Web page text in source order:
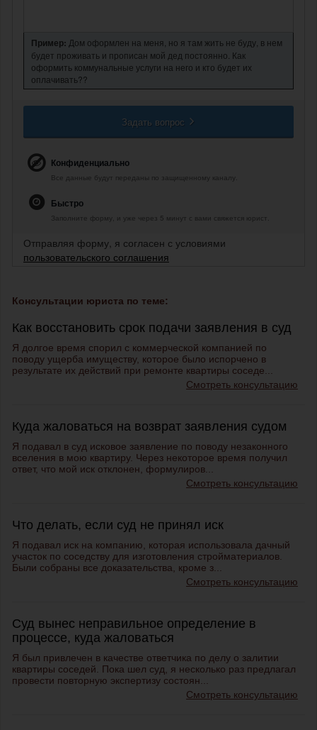
Пример: Дом оформлен на меня, но я там жить не буду, в нем
будет проживать и прописан мой дед постоянно. Как
оформить коммунальные услуги на него и кто будет их
оплачивать??
Задать вопрос
Конфиденциально
Все данные будут переданы по защищенному каналу.
Быстро
Заполните форму, и уже через 5 минут с вами свяжется юрист.
Отправляя форму, я согласен с условиями
пользовательского соглашения
Консультации юриста по теме:
Как восстановить срок подачи заявления в суд
Я долгое время спорил с коммерческой компанией по
поводу ущерба имуществу, которое было испорчено в
результате их действий при ремонте квартиры соседе...
Смотреть консультацию
Куда жаловаться на возврат заявления судом
Я подавал в суд исковое заявление по поводу незаконного
вселения в мою квартиру. Через некоторое время получил
ответ, что мой иск отклонен, формулиров...
Смотреть консультацию
Что делать, если суд не принял иск
Я подавал иск на компанию, которая использовала дачный
участок по соседству для изготовления стройматериалов.
Были собраны все доказательства, кроме з...
Смотреть консультацию
Суд вынес неправильное определение в
процессе, куда жаловаться
Я был привлечен в качестве ответчика по делу о залитии
квартиры соседей. Пока шел суд, я несколько раз предлагал
провести повторную экспертизу состоян...
Смотреть консультацию